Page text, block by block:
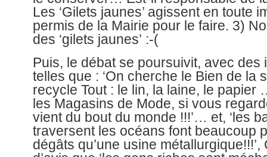
Les ‘Gilets jaunes’ agissent en toute
permis de la Mairie pour le faire. 3)
des ‘gilets jaunes’ :-(
Puis, le débat se poursuivit, avec des
telles que : ‘On cherche le Bien de la
recycle Tout : le lin, la laine, le papier
les Magasins de Mode, si vous
vient du bout du monde !!!’… et, ‘les
traversent les océans font beaucoup
dégâts qu’une usine